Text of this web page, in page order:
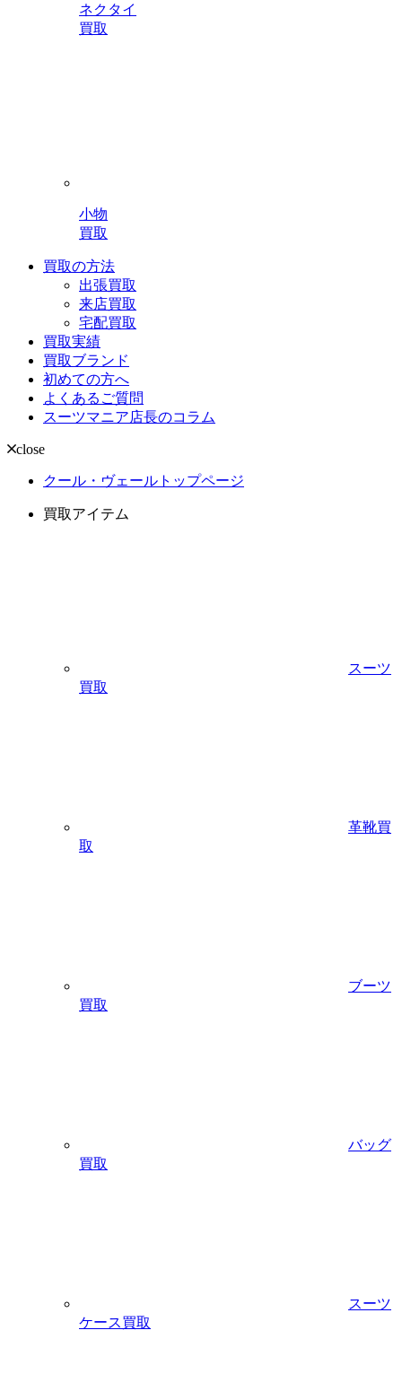
ネクタイ
買取
小物
買取
買取の方法
出張買取
来店買取
宅配買取
買取実績
買取ブランド
初めての方へ
よくあるご質問
スーツマニア店長のコラム
close
クール・ヴェールトップページ
買取アイテム
スーツ
買取
革靴買
取
ブーツ
買取
バッグ
買取
スーツ
ケース買取